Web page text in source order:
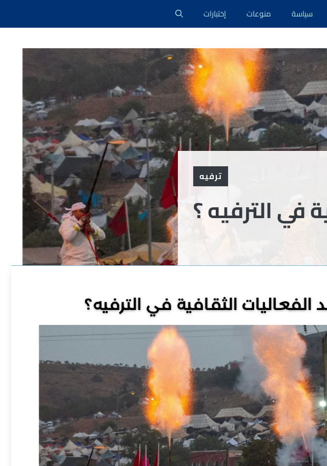
سياسة منوعات إختبارات
ترفيه
في الترفيه ؟